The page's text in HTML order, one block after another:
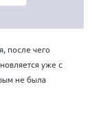
после чего
уже с
не была